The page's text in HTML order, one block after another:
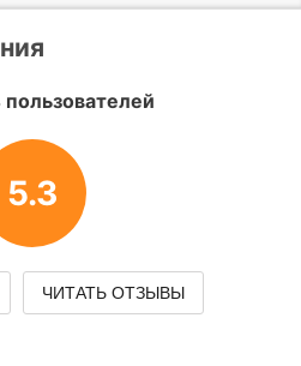
5.3
ЧИТАТЬ ОТЗЫВЫ